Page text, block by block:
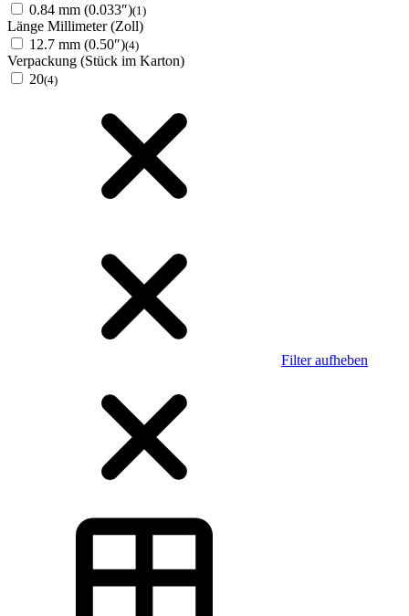
0.84 mm (0.033″)(1)
Länge Millimeter (Zoll)
12.7 mm (0.50″)(4)
Verpackung (Stück im Karton)
20(4)
Filter aufheben